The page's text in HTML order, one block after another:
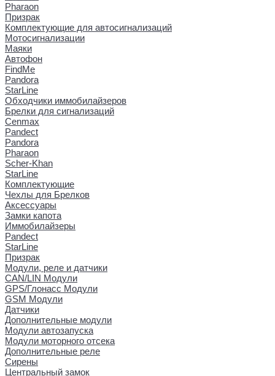
Pharaon
Призрак
Комплектующие для автосигнализаций
Мотосигнализации
Маяки
Автофон
FindMe
Pandora
StarLine
Обходчики иммобилайзеров
Брелки для сигнализаций
Cenmax
Pandect
Pandora
Pharaon
Scher-Khan
StarLine
Комплектующие
Чехлы для Брелков
Аксессуары
Замки капота
Иммобилайзеры
Pandect
StarLine
Призрак
Модули, реле и датчики
CAN/LIN Модули
GPS/Глонасс Модули
GSM Модули
Датчики
Дополнительные модули
Модули автозапуска
Модули моторного отсека
Дополнительные реле
Сирены
Центральный замок